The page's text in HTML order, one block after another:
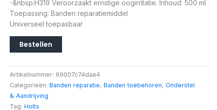
-&nbsp:H319 Veroorzaakt ernstige oogirritatie. Inhoud: 500 ml
Toepassing: Banden reparatiemiddel
Universeel toepasbaar
Bestellen
Artikelnummer: 69007c74dae4
Categorieën: Banden reparatie, Banden toebehoren, Onderstel
& Aandrijving
Tag: Holts